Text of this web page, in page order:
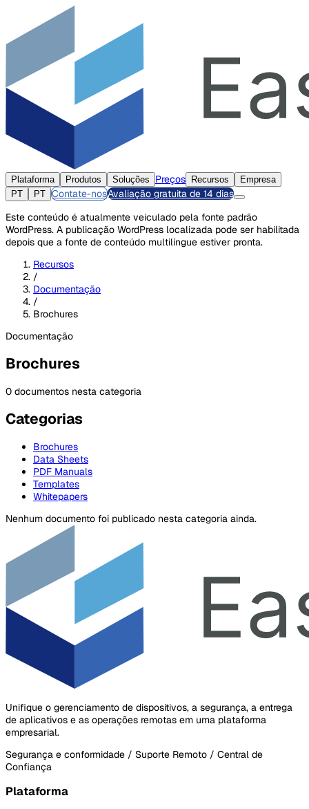
Plataforma Produtos Soluções Preços Recursos
Empresa
PT
PT Contate-nosAvaliação gratuita de 14 dias
Este conteúdo é atualmente veiculado pela fonte padrão
WordPress. A publicação WordPress localizada pode ser habilitada
depois que a fonte de conteúdo multilíngue estiver pronta.
Recursos
/
Documentação
/
Brochures
Documentação
Brochures
0 documentos nesta categoria
Categorias
Brochures
Data Sheets
PDF Manuals
Templates
Whitepapers
Nenhum documento foi publicado nesta categoria ainda.
Unifique o gerenciamento de dispositivos, a segurança, a entrega
de aplicativos e as operações remotas em uma plataforma
empresarial.
Segurança e conformidade / Suporte Remoto / Central de
Confiança
Plataforma